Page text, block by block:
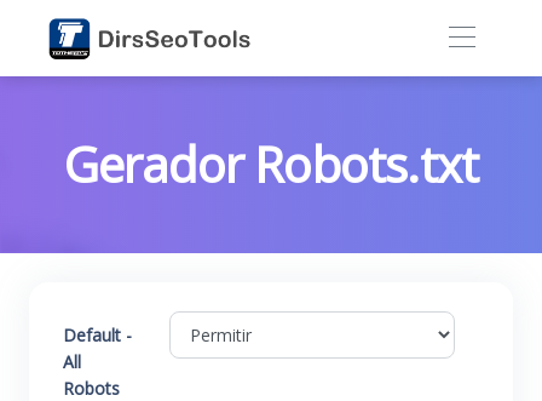
Gerador Robots.txt
Default -
All
Robots